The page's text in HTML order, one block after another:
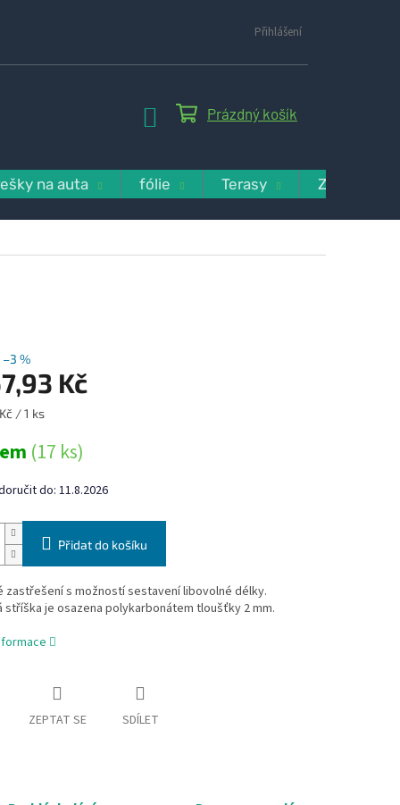
Přihlášení
NÁKUPNÍPrázdný košík
na auta fólie Terasy Zatravnění
–3 %
Kč
/ 1 ks
(17 ks)
do: 11.8.2026
Přidat do košíku
zastřešení s možností sestavení libovolné délky.
stříška je osazena polykarbonátem tloušťky 2 mm.
ZEPTAT SE SDÍLET